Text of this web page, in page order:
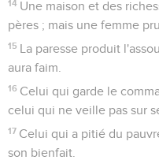
14 Une maison et des
pères ; mais une femme
15 La paresse produit
aura faim.
16 Celui qui garde le
celui qui ne veille pas sur
17 Celui qui a pitié du
son bienfait.